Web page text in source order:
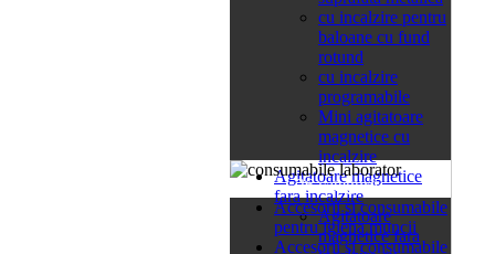
cu incalzire pentru
baloane cu fund
rotund
cu incalzire
programabile
Mini agitatoare
magnetice cu
incalzire
Agitatoare magnetice
fara incalzire
Agitatoare
magnetice fara
26 categorii
Accesorii si consumabile
pentru igiena muncii
Accesorii si consumabile